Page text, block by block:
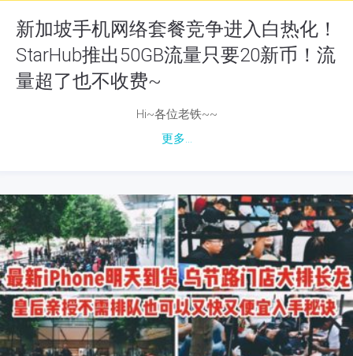
新加坡手机网络套餐竞争进入白热化！
StarHub推出50GB流量只要20新币！流
量超了也不收费~
Hi~各位老铁~~
更多...